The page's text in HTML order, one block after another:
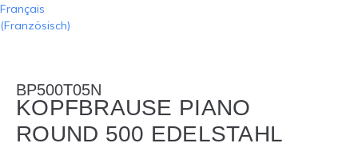
Français
(Französisch)
BP500T05N
KOPFBRAUSE PIANO
ROUND 500 EDELSTAHL